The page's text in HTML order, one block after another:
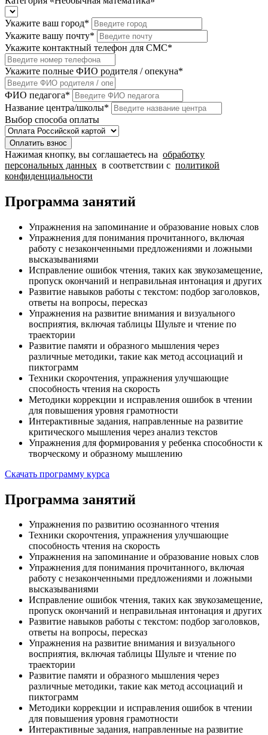
Укажите ваш город*
Укажите вашу почту*
Укажите контактный телефон для СМС*
Укажите полные ФИО родителя / опекуна*
ФИО педагога*
Название центра/школы*
Выбор способа оплаты
Оплатить взнос
Нажимая кнопку, вы соглашаетесь на обработку
персональных данных в соответствии с политикой
конфиденциальности
Программа занятий
Упражнения на запоминание и образование новых слов
Упражнения для понимания прочитанного, включая
работу с незаконченными предложениями и ложными
высказываниями
Исправление ошибок чтения, таких как звукозамещение,
пропуск окончаний и неправильная интонация и других
Развитие навыков работы с текстом: подбор заголовков,
ответы на вопросы, пересказ
Упражнения на развитие внимания и визуального
восприятия, включая таблицы Шульте и чтение по
траектории
Развитие памяти и образного мышления через
различные методики, такие как метод ассоциаций и
пиктограмм
Техники скорочтения, упражнения улучшающие
способность чтения на скорость
Методики коррекции и исправления ошибок в чтении
для повышения уровня грамотности
Интерактивные задания, направленные на развитие
критического мышления через анализ текстов
Упражнения для формирования у ребенка способности к
творческому и образному мышлению
Скачать программу курса
Программа занятий
Упражнения по развитию осознанного чтения
Техники скорочтения, упражнения улучшающие
способность чтения на скорость
Упражнения на запоминание и образование новых слов
Упражнения для понимания прочитанного, включая
работу с незаконченными предложениями и ложными
высказываниями
Исправление ошибок чтения, таких как звукозамещение,
пропуск окончаний и неправильная интонация и других
Развитие навыков работы с текстом: подбор заголовков,
ответы на вопросы, пересказ
Упражнения на развитие внимания и визуального
восприятия, включая таблицы Шульте и чтение по
траектории
Развитие памяти и образного мышления через
различные методики, такие как метод ассоциаций и
пиктограмм
Методики коррекции и исправления ошибок в чтении
для повышения уровня грамотности
Интерактивные задания, направленные на развитие